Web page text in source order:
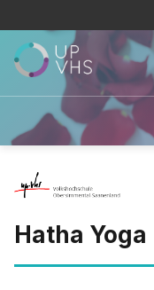
Hatha Yoga